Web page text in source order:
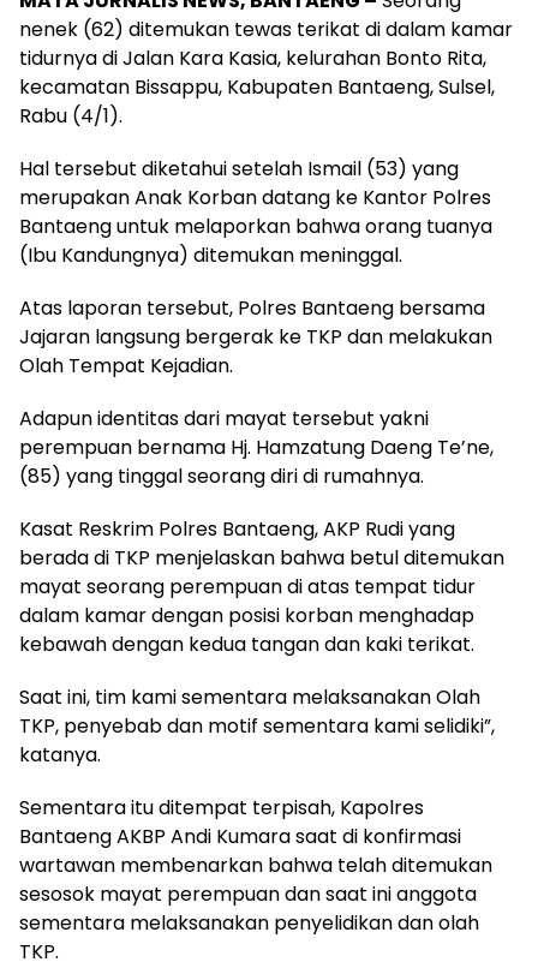
nenek (62) ditemukan tewas terikat di dalam kamar
tidurnya di Jalan Kara Kasia, kelurahan Bonto Rita,
kecamatan Bissappu, Kabupaten Bantaeng, Sulsel,
Rabu (4/1).
Hal tersebut diketahui setelah Ismail (53) yang
merupakan Anak Korban datang ke Kantor Polres
Bantaeng untuk melaporkan bahwa orang tuanya
(Ibu Kandungnya) ditemukan meninggal.
Atas laporan tersebut, Polres Bantaeng bersama
Jajaran langsung bergerak ke TKP dan melakukan
Olah Tempat Kejadian.
Adapun identitas dari mayat tersebut yakni
perempuan bernama Hj. Hamzatung Daeng Te’ne,
(85) yang tinggal seorang diri di rumahnya.
Kasat Reskrim Polres Bantaeng, AKP Rudi yang
berada di TKP menjelaskan bahwa betul ditemukan
mayat seorang perempuan di atas tempat tidur
dalam kamar dengan posisi korban menghadap
kebawah dengan kedua tangan dan kaki terikat.
Saat ini, tim kami sementara melaksanakan Olah
TKP, penyebab dan motif sementara kami selidiki”,
katanya.
Sementara itu ditempat terpisah, Kapolres
Bantaeng AKBP Andi Kumara saat di konfirmasi
wartawan membenarkan bahwa telah ditemukan
sesosok mayat perempuan dan saat ini anggota
sementara melaksanakan penyelidikan dan olah
TKP.